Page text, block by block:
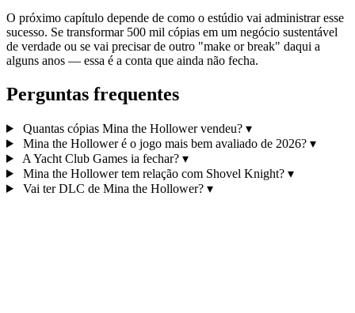
O próximo capítulo depende de como o estúdio vai administrar esse
sucesso. Se transformar 500 mil cópias em um negócio sustentável
de verdade ou se vai precisar de outro "make or break" daqui a
alguns anos — essa é a conta que ainda não fecha.
Perguntas frequentes
Quantas cópias Mina the Hollower vendeu? ▾
Mina the Hollower é o jogo mais bem avaliado de 2026? ▾
A Yacht Club Games ia fechar? ▾
Mina the Hollower tem relação com Shovel Knight? ▾
Vai ter DLC de Mina the Hollower? ▾